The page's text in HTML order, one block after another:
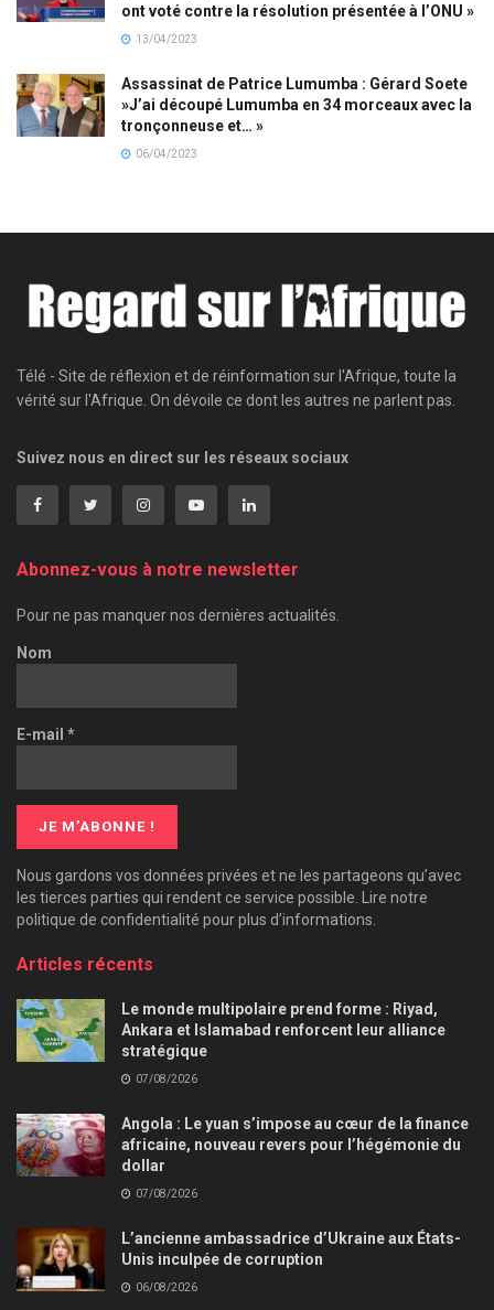
ont voté contre la résolution présentée à l’ONU »
13/04/2023
Assassinat de Patrice Lumumba : Gérard Soete
»J’ai découpé Lumumba en 34 morceaux avec la
tronçonneuse et… »
06/04/2023
Télé - Site de réflexion et de réinformation sur l'Afrique, toute la
vérité sur l'Afrique. On dévoile ce dont les autres ne parlent pas.
Suivez nous en direct sur les réseaux sociaux
Abonnez-vous à notre newsletter
Pour ne pas manquer nos dernières actualités.
Nom
E-mail *
Nous gardons vos données privées et ne les partageons qu’avec
les tierces parties qui rendent ce service possible. Lire notre
politique de confidentialité pour plus d’informations.
Articles récents
Le monde multipolaire prend forme : Riyad,
Ankara et Islamabad renforcent leur alliance
stratégique
07/08/2026
Angola : Le yuan s’impose au cœur de la finance
africaine, nouveau revers pour l’hégémonie du
dollar
07/08/2026
L’ancienne ambassadrice d’Ukraine aux États-
Unis inculpée de corruption
06/08/2026